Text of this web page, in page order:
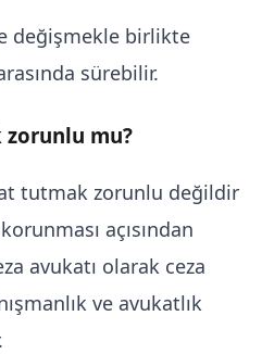
değişmekle birlikte
sürebilir.
zorunlu mu?
tutmak zorunlu değildir
açısından
avukatı olarak ceza
ve avukatlık